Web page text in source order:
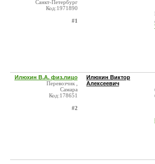
Санкт-Петербург
Код:1971890
#1
Илюхин В.А. физ.лицо
Перевозчик ,
Самара
Код:178651
#2
Илюхин Виктор
Алексеевич